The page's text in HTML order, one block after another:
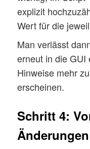
explizit
Wert für die
Man verlässt
erneut in die GUI
Hinweise mehr
erscheinen.
Schritt 4:
Änderungen